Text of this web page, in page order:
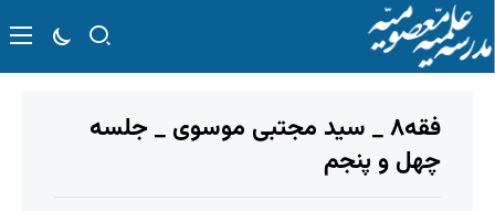
فقه۸ _ سید مجتبی موسوی _ جلسه
چهل و پنجم